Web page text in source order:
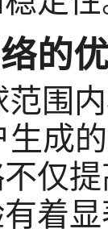
的
围
生成
仅
着